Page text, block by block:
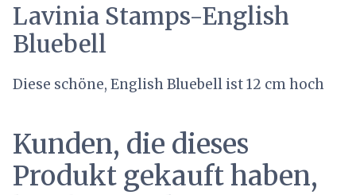
Lavinia Stamps-English
Bluebell
Diese schöne, English Bluebell ist 12 cm hoch
Kunden, die dieses
Produkt gekauft haben,